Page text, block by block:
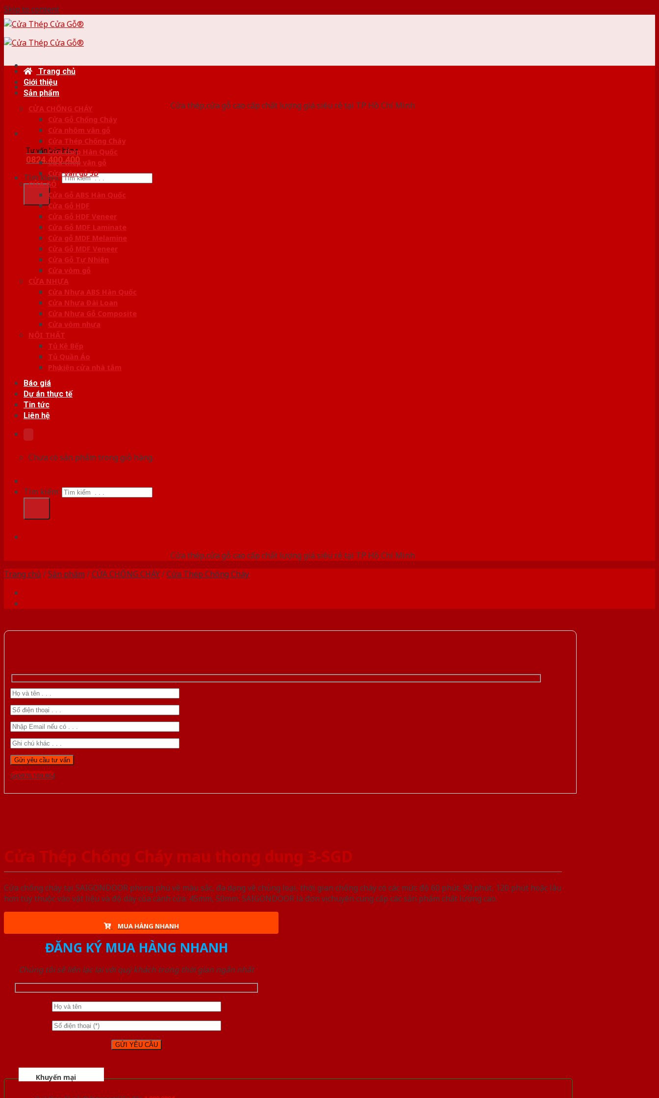
Skip to content
Cửa thép,cửa gỗ cao cấp chất lượng giá siêu rẻ tại TP Hồ Chí Minh
Tư vấn bán hàng
0824.400.400
Tìm kiếm:
Trang chủ
Giới thiệu
Sản phẩm
CỬA CHỐNG CHÁY
Cửa Gỗ Chống Cháy
Cửa nhôm vân gỗ
Cửa Thép Chống Cháy
Cửa thép Hàn Quốc
Cửa thép vân gỗ
Cửa vân gỗ 5D
CỬA GỖ
Cửa Gỗ ABS Hàn Quốc
Cửa Gỗ HDF
Cửa Gỗ HDF Veneer
Cửa Gỗ MDF Laminate
Cửa gỗ MDF Melamine
Cửa Gỗ MDF Veneer
Cửa Gỗ Tự Nhiên
Cửa vòm gỗ
CỬA NHỰA
Cửa Nhựa ABS Hàn Quốc
Cửa Nhựa Đài Loan
Cửa Nhựa Gỗ Composite
Cửa vòm nhựa
NỘI THẤT
Tủ Kệ Bếp
Tủ Quần Áo
Phụ kiện cửa nhà tắm
Báo giá
Dự án thực tế
Tin tức
Liên hệ
Chưa có sản phẩm trong giỏ hàng.
Tìm kiếm:
Cửa thép,cửa gỗ cao cấp chất lượng giá siêu rẻ tại TP Hồ Chí Minh
Trang chủ /Sản phẩm /CỬA CHỐNG CHÁY/Cửa Thép Chống Cháy
Gọi 0976.169.864
Cửa Thép Chống Cháy mau thong dung 3-SGD
Cửa chống cháy tại SAIGONDOOR phong phú về màu sắc, đa dạng về chủng loại, thời gian chống cháy có các mức độ 60 phút, 90 phút, 120 phút hoặc lâu
hơn tùy thuộc vào vật liệu và độ dày của cánh cửa: 45mm, 50mm. SAIGONDOOR là đơn vị chuyên cung cấp các sản phẩm chất lượng cao.
MUA HÀNG NHANH
ĐĂNG KÝ MUA HÀNG NHANH
Chúng tôi sẽ liên lạc lại với quý khách trong thời gian ngắn nhất
Khuyến mại